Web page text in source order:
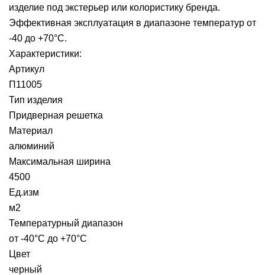
изделие под экстерьер или колористику бренда.
Эффективная эксплуатация в диапазоне температур от
-40 до +70°С.
Характеристики:
Артикул
П11005
Тип изделия
Придверная решетка
Материал
алюминий
Максимальная ширина
4500
Ед.изм
м2
Температурный диапазон
от -40°С до +70°С
Цвет
черный